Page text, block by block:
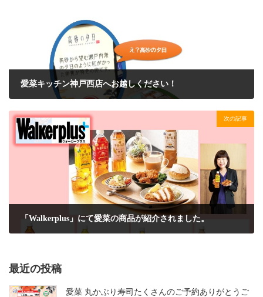
愛菜キッチン神戸西店へお越しください！
次の記事
「Walkerplus」にて愛菜の商品が紹介されました。
最近の投稿
愛菜 丸かぶり寿司たくさんのご予約ありがとうご